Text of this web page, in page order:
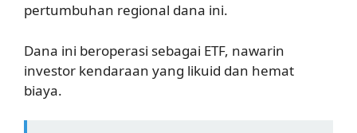
pertumbuhan regional dana ini.
Dana ini beroperasi sebagai ETF, nawarin
investor kendaraan yang likuid dan hemat
biaya.